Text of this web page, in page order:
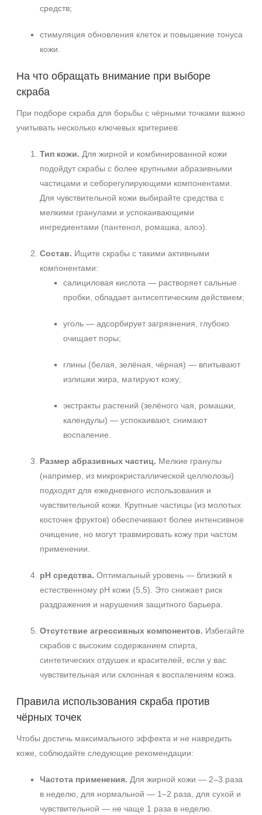
средств;
стимуляция обновления клеток и повышение тонуса
кожи.
На что обращать внимание при выборе
скраба
При подборе скраба для борьбы с чёрными точками важно
учитывать несколько ключевых критериев:
Тип кожи. Для жирной и комбинированной кожи
подойдут скрабы с более крупными абразивными
частицами и себорегулирующими компонентами.
Для чувствительной кожи выбирайте средства с
мелкими гранулами и успокаивающими
ингредиентами (пантенол, ромашка, алоэ).
Состав. Ищите скрабы с такими активными
компонентами:
салициловая кислота — растворяет сальные
пробки, обладает антисептическим действием;
уголь — адсорбирует загрязнения, глубоко
очищает поры;
глины (белая, зелёная, чёрная) — впитывают
излишки жира, матируют кожу;
экстракты растений (зелёного чая, ромашки,
календулы) — успокаивают, снимают
воспаление.
Размер абразивных частиц. Мелкие гранулы
(например, из микрокристаллической целлюлозы)
подходят для ежедневного использования и
чувствительной кожи. Крупные частицы (из молотых
косточек фруктов) обеспечивают более интенсивное
очищение, но могут травмировать кожу при частом
применении.
pH средства. Оптимальный уровень — близкий к
естественному pH кожи (5,5). Это снижает риск
раздражения и нарушения защитного барьера.
Отсутствие агрессивных компонентов. Избегайте
скрабов с высоким содержанием спирта,
синтетических отдушек и красителей, если у вас
чувствительная или склонная к воспалениям кожа.
Правила использования скраба против
чёрных точек
Чтобы достичь максимального эффекта и не навредить
коже, соблюдайте следующие рекомендации:
Частота применения. Для жирной кожи — 2–3 раза
в неделю, для нормальной — 1–2 раза, для сухой и
чувствительной — не чаще 1 раза в неделю.